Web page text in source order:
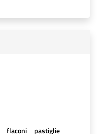
flaconi
pastiglie